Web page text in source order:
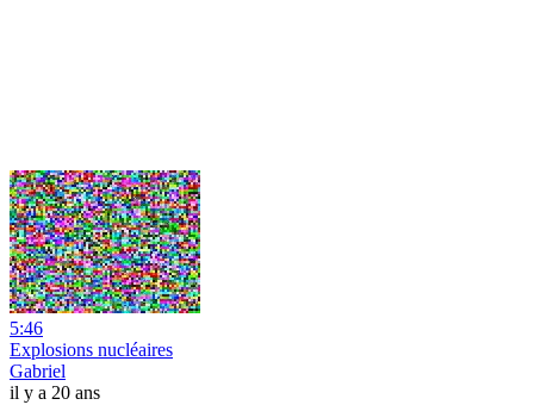
5:46
Explosions nucléaires
Gabriel
il y a 20 ans